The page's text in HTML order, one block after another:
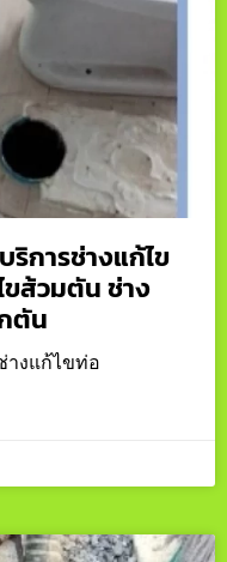
การช่างแก้ไข
ส้วมตัน ช่าง
ตัน
างแก้ไขท่อ